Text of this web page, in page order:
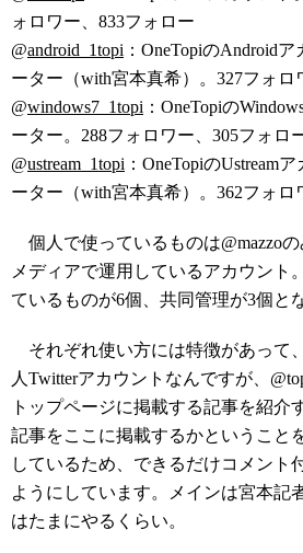
ォロワー、833フォロー
@android_1topi ：OneTopiのAndroid
ーター（with宮本真希）。327フォロ
@windows7_1topi ：OneTopiの
ーター。288フォロワー、305フォロ
@ustream_1topi ：OneTopiのUstream
ーター（with宮本真希）。362フォロ
個人で使っているものは@mazzo
メディアで運用しているアカウント
ているものが6個、共同管理が3個と
それぞれ使い方には特徴があって
人Twitterアカウントなんですが、
トップページに掲載する記事を紹介
記事をここに掲載するかということ
しているため、できるだけコメント
ようにしています。メインは宮本記
はたまにやるくらい。